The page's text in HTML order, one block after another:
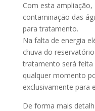
Com esta
contaminação das
para tratamento.
Na falta de energia
chuva do
tratamento será feita
qualquer momento
exclusivamente para
De forma mais